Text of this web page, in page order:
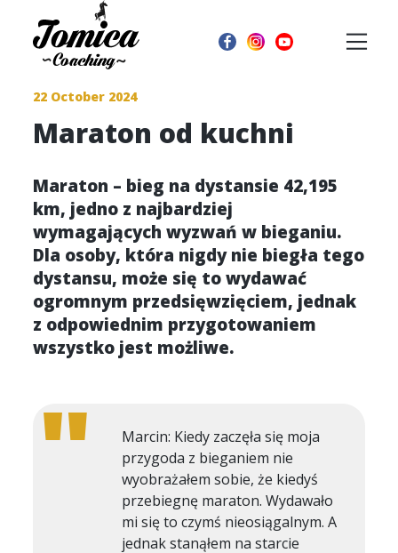
22 October 2024
Maraton od kuchni
Maraton – bieg na dystansie 42,195
km, jedno z najbardziej
wymagających wyzwań w bieganiu.
Dla osoby, która nigdy nie biegła tego
dystansu, może się to wydawać
ogromnym przedsięwzięciem, jednak
z odpowiednim przygotowaniem
wszystko jest możliwe.
Marcin: Kiedy zaczęła się moja
przygoda z bieganiem nie
wyobrażałem sobie, że kiedyś
przebiegnę maraton. Wydawało
mi się to czymś nieosiągalnym. A
jednak stanąłem na starcie